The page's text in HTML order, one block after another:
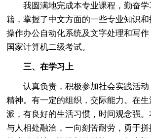
我圆满地完成本专业课程，勤奋学
籍，掌握了中文方面的一些专业知识
操作办公自动化系统及文字处理和写
国家计算机二级考试。
三、在学习上
认真负责，积极参加社会实践活动
精神。有一定的组织，交际能力。在
派，有良好的生活习惯，时间观念强。
与人相处融洽，一向刻苦耐劳，勇于